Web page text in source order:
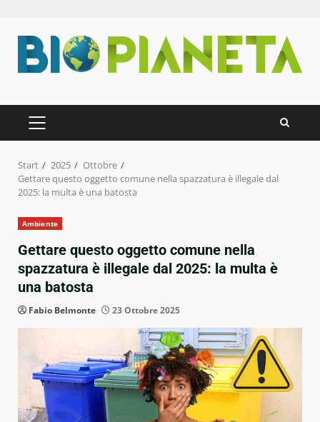
Inhalt
springen
PRIMÄRES
MENÜ
Start 2025
Ottobre
Gettare questo oggetto comune nella spazzatura è illegale dal
2025: la multa è una batosta
Ambiente
Gettare questo oggetto comune nella
spazzatura è illegale dal 2025: la multa è
una batosta
Fabio Belmonte 23 Ottobre 2025